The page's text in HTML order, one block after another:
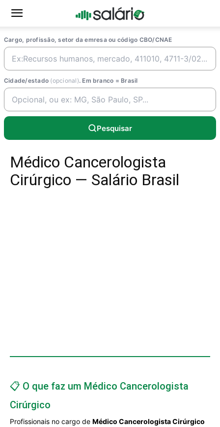
Cargo, profissão, setor da emresa ou código CBO/CNAE
Cidade/estado (opcional). Em branco = Brasil
Pesquisar
Médico Cancerologista
Cirúrgico — Salário Brasil
📋 O que faz um Médico Cancerologista
Cirúrgico
Profissionais no cargo de Médico Cancerologista Cirúrgico